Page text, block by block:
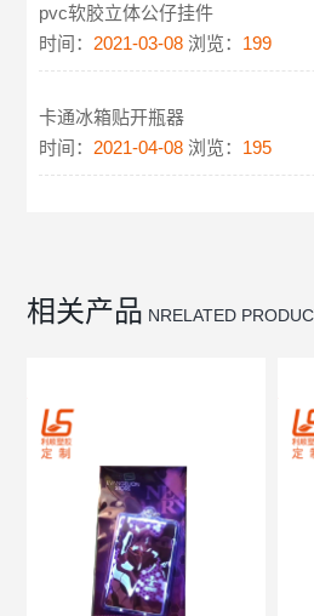
pvc软胶立体公仔挂件
时间： 2021-03-08 浏览： 199
卡通冰箱贴开瓶器
时间： 2021-04-08 浏览： 195
相关产品 NRELATED